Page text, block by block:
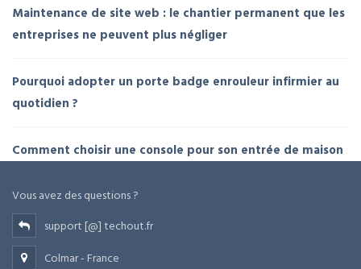
Maintenance de site web : le chantier permanent que les
entreprises ne peuvent plus négliger
Pourquoi adopter un porte badge enrouleur infirmier au
quotidien ?
Comment choisir une console pour son entrée de maison
Vous avez des questions ?
support [@] techout.fr
Colmar - France